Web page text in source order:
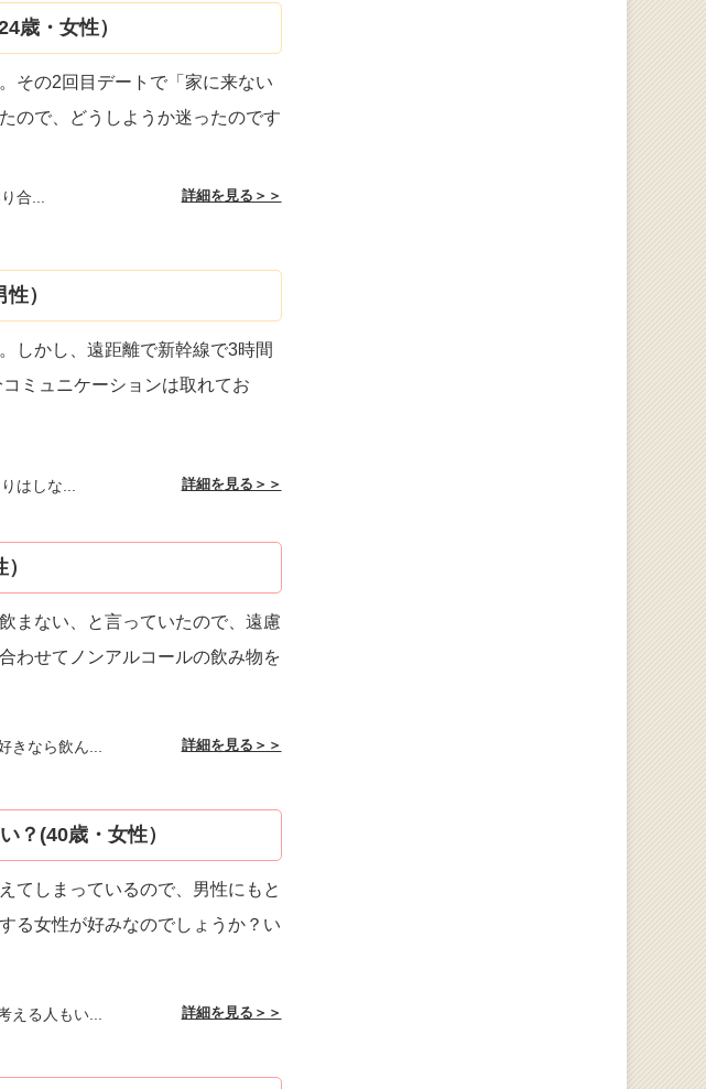
歳・女性）
その2回目デートで「家に来ない
ので、どうしようか迷ったのです
合... 詳細を見る＞＞
）
しかし、遠距離で新幹線で3時間
ミュニケーションは取れてお
はしな... 詳細を見る＞＞
まない、と言っていたので、遠慮
わせてノンアルコールの飲み物を
きなら飲ん... 詳細を見る＞＞
？(40歳・女性）
てしまっているので、男性にもと
る女性が好みなのでしょうか？い
える人もい... 詳細を見る＞＞